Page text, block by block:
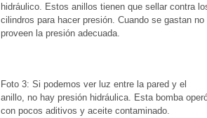
hidráulico. Estos anillos tienen que sellar contra
cilindros para hacer presión. Cuando se gastan no
proveen la presión adecuada.
Foto 3: Si podemos ver luz entre la pared y el
anillo, no hay presión hidráulica. Esta bomba
con pocos aditivos y aceite contaminado.